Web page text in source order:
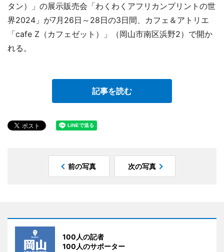
タン）」の展示販売会「わくわくアフリカンプリントの世
界2024」が7月26日～28日の3日間、カフェ＆アトリエ
「cafe Z（カフェゼット）」（岡山市南区浜野2）で開か
れる。
記事を読む
前の写真 次の写真
100人の記者
100人のサポーター